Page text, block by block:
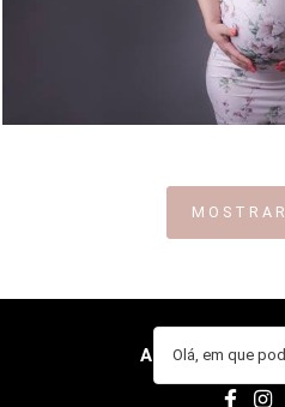
ANA GUARDADO
Olá, em que